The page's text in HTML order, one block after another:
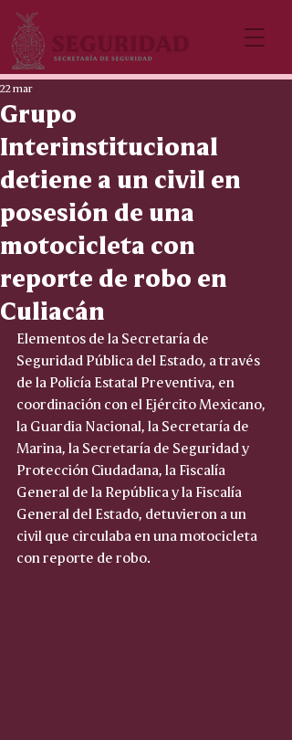
Grupo
Interinstitucional
detiene a un civil en
posesión de una
motocicleta con
reporte de robo en
Culiacán
22 mar
Elementos de la Secretaría de
Seguridad Pública del Estado, a través
de la Policía Estatal Preventiva, en
coordinación con el Ejército Mexicano,
la Guardia Nacional, la Secretaría de
Marina, la Secretaría de Seguridad y
Protección Ciudadana, la Fiscalía
General de la República y la Fiscalía
General del Estado, detuvieron a un
civil que circulaba en una motocicleta
con reporte de robo.